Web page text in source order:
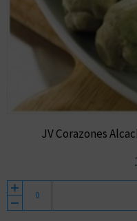
JV Corazones